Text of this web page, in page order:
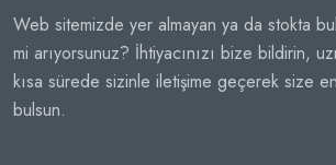
Web sitemizde yer almayan ya da stokta
mi arıyorsunuz? İhtiyacınızı bize bildirin,
kısa sürede sizinle iletişime geçerek size
bulsun.